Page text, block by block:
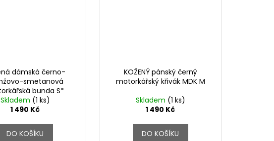
dámská černo-
smetanová
bunda S*
Skladem (1 ks)
1 490 Kč
DO KOŠÍKU
KOŽENÝ pánský černý
motorkářský křivák MDK M
Skladem (1 ks)
1 490 Kč
DO KOŠÍKU